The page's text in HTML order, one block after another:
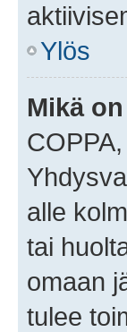
Ylös
Mikä
alle
tai
omaan
tulee